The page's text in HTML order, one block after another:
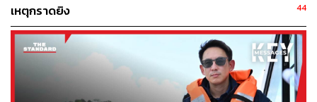
พวกเขาจะสามารถมีส่วนช่วย และร่วมมือกับทางภาครัฐ
รวมถึงภาคเอกชน เพื่อบรรเทาวิกฤตด้านสิ่งแวดล้อมนี้ร่วม
กัน
มลพิษทางอากาศ อาจอันตรายกว่าที่คุณคิด
เหตุกราดยิง
44